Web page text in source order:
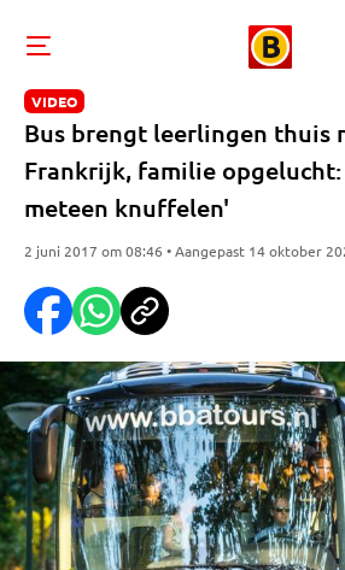
VIDEO
Bus brengt leerlingen thuis
Frankrijk, familie opgelucht:
meteen knuffelen'
2 juni 2017 om 08:46 • Aangepast 14 oktober